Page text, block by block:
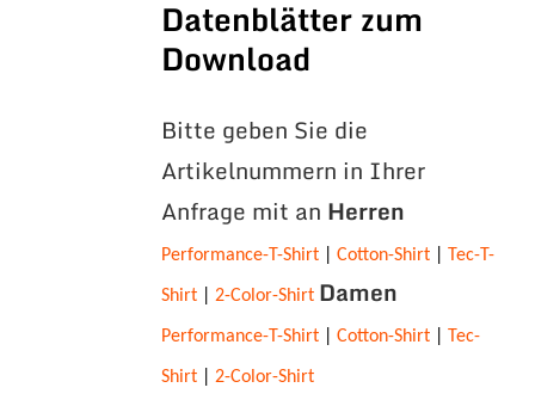
Datenblätter zum
Download
Bitte geben Sie die
Artikelnummern in Ihrer
Anfrage mit an Herren
Performance-T-Shirt| Cotton-Shirt Tec-T-
Shirt| 2-Color-Shirt Damen
Performance-T-Shirt| Cotton-Shirt| Tec-
Shirt| 2-Color-Shirt